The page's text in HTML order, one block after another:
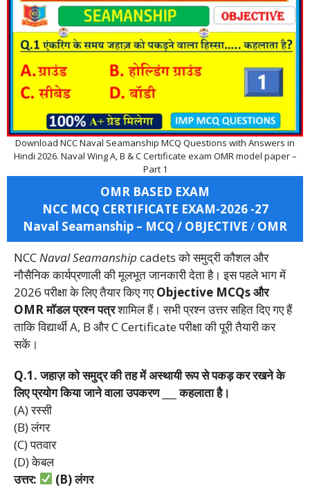
Download NCC Naval Seamanship MCQ Questions with Answers in
Hindi 2026. Naval Wing A, B & C Certificate exam OMR model paper –
Part 1
OMR BASED EXAM
NCC MCQ CERTIFICATE EXAM-2026 -27
Naval Seamanship – MCQ / OBJECTIVE / OMR
NCCNaval Seamanship cadets को समुद्री कौशल और
नौसैनिक कार्यप्रणाली की मूलभूत जानकारी देता है। इस पहले भाग में
2026 परीक्षा के लिए तैयार किए गएObjective MCQs और
OMR मॉडल प्रश्न पत्रशामिल हैं। सभी प्रश्न उत्तर सहित दिए गए हैं
ताकि विद्यार्थी A, B और C Certificate परीक्षा की पूरी तैयारी कर
सकें।
Q.1.जहाज़कोसमुद्रकीतहमेंअस्थायीरूपसेपकड़कररखनेके
लिएप्रयोगकियाजानेवालाउपकरण ___कहलाताहै।
(A) रस्सी
(B) लंगर
(C) पतवार
(D) केबल
उत्तर:
(B)लंगर